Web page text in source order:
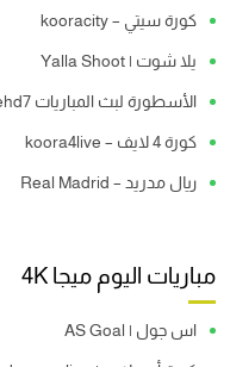
كورة سيتي – kooracity
يلا شوت | Yalla Shoot
الأسطورة لبث المباريات livehd7
كورة 4 لايف – koora4live
ريال مدريد – Real Madrid
مباريات اليوم ميجا 4K
اس جول | AS Goal